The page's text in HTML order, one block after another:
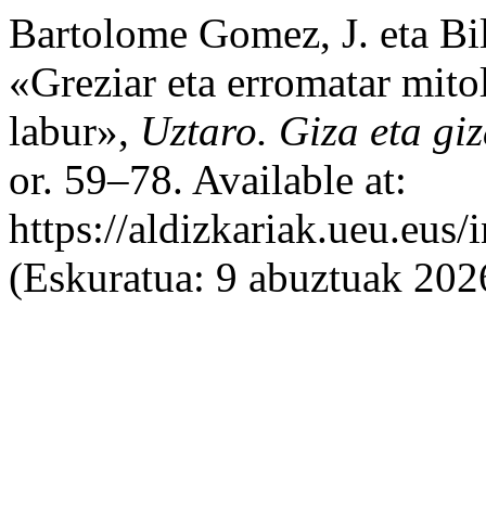
Bartolome Gomez, J. eta
«Greziar eta erromatar
labur», Uztaro. Giza eta
or. 59–78. Available at:
https://
(Eskuratua: 9 abuztuak